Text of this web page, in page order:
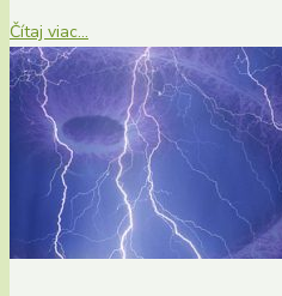
Čítaj viac...